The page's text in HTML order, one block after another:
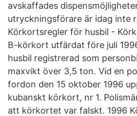
avskaffades
utryckningsförare är idag inte
Körkortsregler för husbil -
B-körkort utfärdat före juli
husbil registrerad som
maxvikt över 3,5 ton. Vid en
fordon den 15 oktober 1996
kubanskt körkort, nr 1.
att körkortet var falskt. 1996